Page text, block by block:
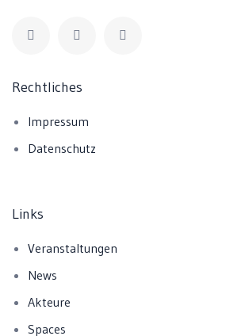
Rechtliches
Impressum
Datenschutz
Links
Veranstaltungen
News
Akteure
Spaces